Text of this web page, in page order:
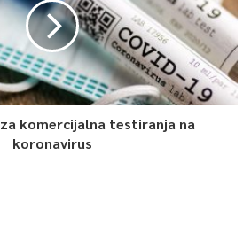
komercijalna testiranja na
koronavirus